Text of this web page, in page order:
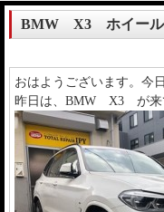
BMW X3 ホイール
おはようございます。今
昨日は、BMW X3 が来